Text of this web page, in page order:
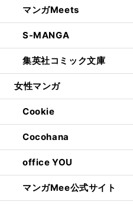
マンガMeets
S-MANGA
集英社コミック文庫
女性マンガ
Cookie
Cocohana
office YOU
マンガMee公式サイト